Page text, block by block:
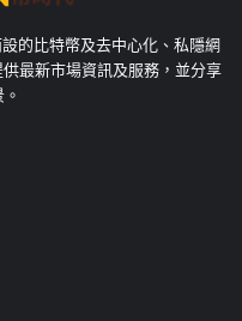
的比特幣及去中心化、私隱網
最新市場資訊及服務，並分享